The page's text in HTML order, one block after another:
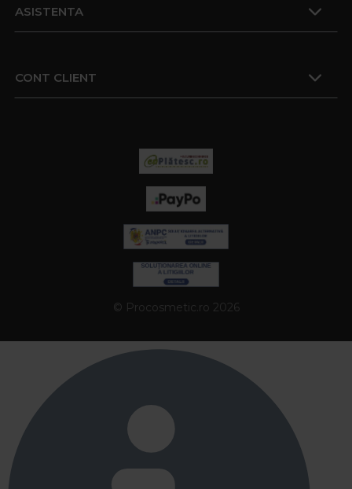
ASISTENTA
CONT CLIENT
© Procosmetic.ro 2026